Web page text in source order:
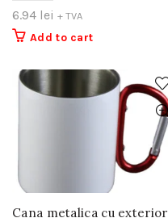
6.94 lei + TVA
Add to cart
Cana metalica cu exterior